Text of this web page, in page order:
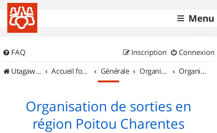
Menu
FAQ Connexion
Inscription
UtagawaVTT (Randos VTT et VTTAE avec traces GPS)
Accueil forum Générale Organisation de sorties & Recherche de partenaires Organisation de sorties en région Poitou Charentes
Organisation de sorties en
région Poitou Charentes